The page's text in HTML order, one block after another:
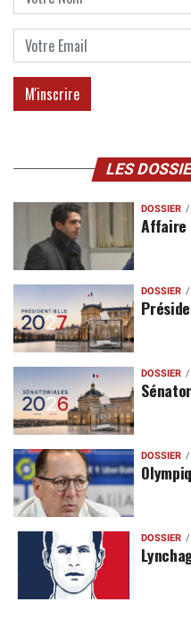
LES
DOSSIER
Affaire
DOSSIER
DOSSIER
DOSSIER
DOSSIER